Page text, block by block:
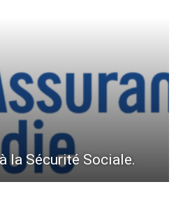
la Sécurité Sociale.